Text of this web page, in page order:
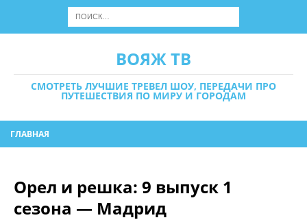
ВОЯЖ ТВ
СМОТРЕТЬ ЛУЧШИЕ ТРЕВЕЛ ШОУ, ПЕРЕДАЧИ ПРО
ПУТЕШЕСТВИЯ ПО МИРУ И ГОРОДАМ
ГЛАВНАЯ
Орел и решка: 9 выпуск 1
сезона — Мадрид